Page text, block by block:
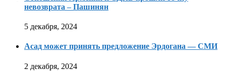
невозврата – Пашинян
5 декабря, 2024
Асад может принять предложение Эрдогана — СМИ
2 декабря, 2024